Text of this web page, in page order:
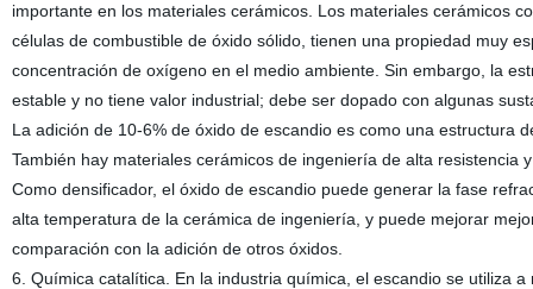
importante en los materiales cerámicos. Los materiales cerámicos
células de combustible de óxido sólido, tienen una propiedad muy
concentración de oxígeno en el medio ambiente. Sin embargo, la
estable y no tiene valor industrial; debe ser dopado con algunas
La adición de 10-6% de óxido de escandio es como una estructura
También hay materiales cerámicos de ingeniería de alta
Como densificador, el óxido de escandio puede generar la fase
alta temperatura de la cerámica de ingeniería, y puede mejorar
comparación con la adición de otros óxidos.
6. Química catalítica. En la industria química, el escandio se utiliza